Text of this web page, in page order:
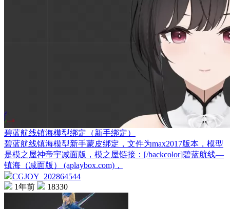
碧蓝航线镇海模型绑定（新手绑定）
碧蓝航线镇海模型新手蒙皮绑定，文件为max2017版本，模型
是模之屋神帝宇减面版，模之屋链接：[/backcolor]碧蓝航线—
镇海（减面版） (aplaybox.com)，
CGJOY_202864544
1年前
18330